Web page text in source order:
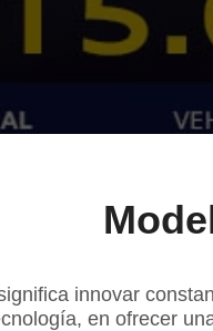
innovar
en ofrecer